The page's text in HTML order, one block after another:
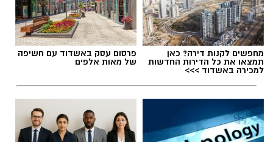
מחפשים לקנות דירה? כאן
תמצאו את כל הדירות החדשות
למכירה באשדוד >>>
פרסום עסק באשדוד עם חשיפה
של מאות אלפים